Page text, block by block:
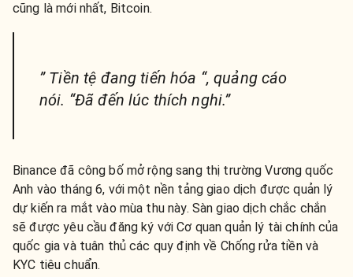
cũng là mới nhất, Bitcoin.
” Tiền tệ đang tiến hóa “, quảng cáo
nói. “Đã đến lúc thích nghi.”
Binance đã công bố mở rộng sang thị trường Vương quốc
Anh vào tháng 6, với một nền tảng giao dịch được quản lý
dự kiến ​​ra mắt vào mùa thu này. Sàn giao dịch chắc chắn
sẽ được yêu cầu đăng ký với Cơ quan quản lý tài chính của
quốc gia và tuân thủ các quy định về Chống rửa tiền và
KYC tiêu chuẩn.